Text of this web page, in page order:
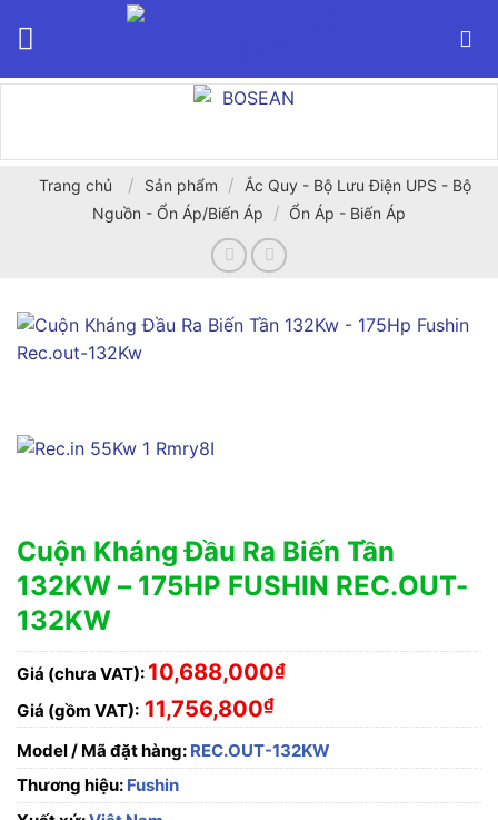
Trang chủ / Sản phẩm /
Ắc Quy - Bộ Lưu Điện UPS - Bộ
Nguồn - Ổn Áp/Biến Áp
/ Ổn Áp - Biến Áp
Cuộn Kháng Đầu Ra Biến Tần
132KW – 175HP FUSHIN REC.OUT-
132KW
Giá (chưa VAT): 10,688,000₫
Giá (gồm VAT): 11,756,800₫
Model / Mã đặt hàng: REC.OUT-132KW
Thương hiệu: Fushin